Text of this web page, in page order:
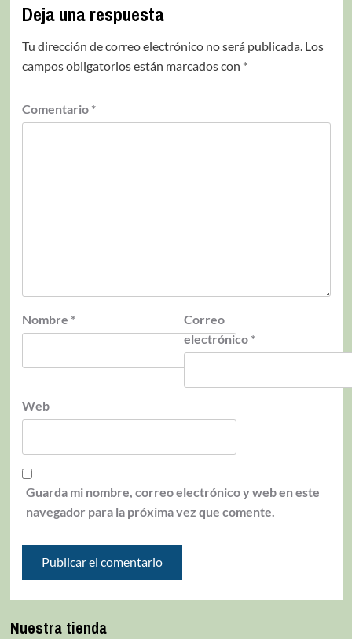
Deja una respuesta
Tu dirección de correo electrónico no será publicada. Los
campos obligatorios están marcados con *
Comentario *
Nombre *
Correo
electrónico *
Web
Guarda mi nombre, correo electrónico y web en este
navegador para la próxima vez que comente.
Nuestra tienda